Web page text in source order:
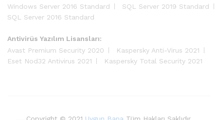
Windows Server 2016 Standard
SQL Server 2019 Standard
SQL Server 2016 Standard
Antivirüs Yazılım Lisansları:
Avast Premium Security 2020
Kaspersky Anti-Virus 2021
Eset Nod32 Antivirus 2021
Kaspersky Total Security 2021